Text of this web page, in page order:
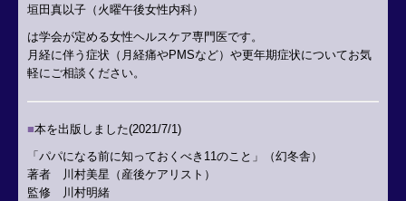
垣田真以子（火曜午後女性内科）
は学会が定める女性ヘルスケア専門医です。
月経に伴う症状（月経痛やPMSなど）や更年期症状についてお気
軽にご相談ください。
■本を出版しました(2021/7/1)
「パパになる前に知っておくべき11のこと」
（幻冬舎）
著者 川村美星（産後ケアリスト）
監修 川村明緒